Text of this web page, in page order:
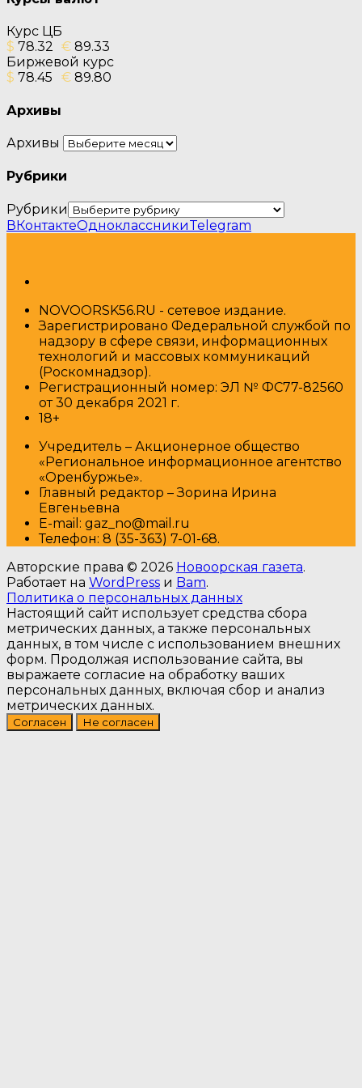
Курс ЦБ
$ 78.32 € 89.33
Биржевой курс
$ 78.45 € 89.80
Архивы
Архивы
Рубрики
Рубрики
ВКонтактеОдноклассникиTelegram
NOVOORSK56.RU - сетевое издание.
Зарегистрировано Федеральной службой по
надзору в сфере связи, информационных
технологий и массовых коммуникаций
(Роскомнадзор).
Регистрационный номер: ЭЛ № ФС77-82560
от 30 декабря 2021 г.
18+
Учредитель – Акционерное общество
«Региональное информационное агентство
«Оренбуржье».
Главный редактор – Зорина Ирина
Евгеньевна
E-mail: gaz_no@mail.ru
Телефон: 8 (35-363) 7-01-68.
Авторские права © 2026 Новоорская газета.
Работает на WordPress и Bam.
Политика о персональных данных
Настоящий сайт использует средства сбора
метрических данных, а также персональных
данных, в том числе с использованием внешних
форм. Продолжая использование сайта, вы
выражаете согласие на обработку ваших
персональных данных, включая сбор и анализ
метрических данных.
Согласен Не согласен